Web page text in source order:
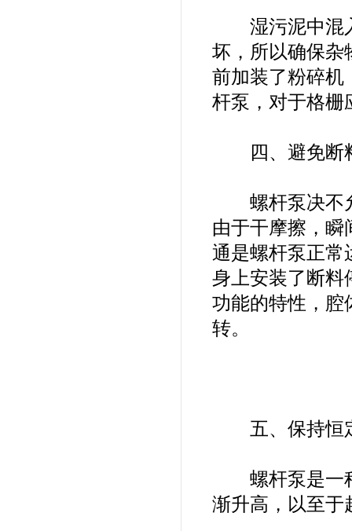
湿污泥中混入
坏，所以确保杂
前加装了粉碎机
杆泵，对于格栅
四、避免断
螺杆泵决不允
由于干摩擦，瞬
通是螺杆泵正常
身上安装了断料
功能的特性，腔
转。
五、保持恒
螺杆泵是一种
渐升高，以至于